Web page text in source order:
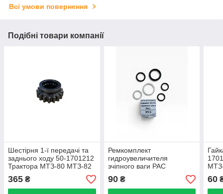
Всі умови повернення
Подібні товари компанії
Шестірня 1-ї передачі та
заднього ходу 50-1701212
Трактора МТЗ-80 МТЗ-82
365 ₴
Ремкомплект
гидроувеличителя
зчіпного ваги РАС
трактора МТЗ-80 / 82
90₴ 60